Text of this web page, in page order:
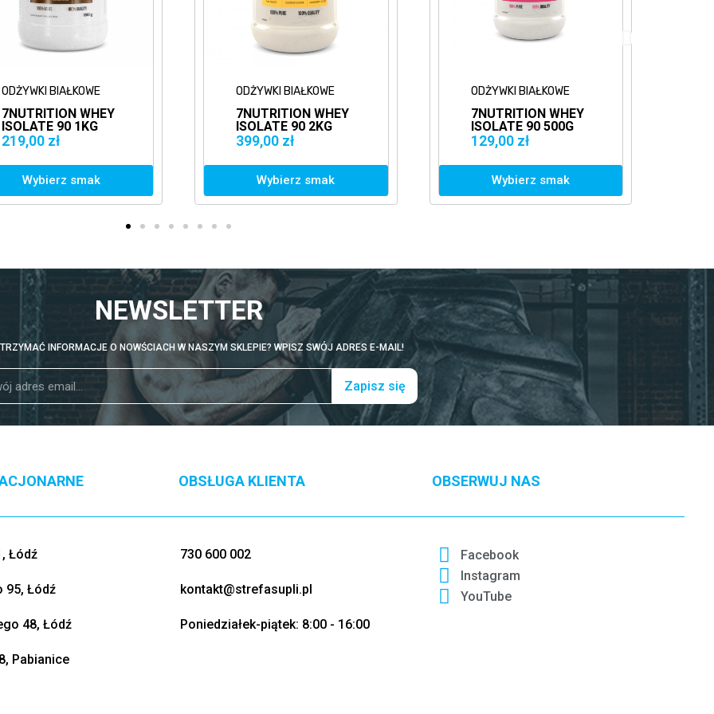
ODŻYWKI BIAŁKOWE
7NUTRITION WHEY
ISOLATE 90 1KG
IZOLAT BIAŁKO WPI
219,00 zł
Wybierz smak
ODŻYWKI BIAŁKOWE
7NUTRITION WHEY
ISOLATE 90 2KG
BIAŁKO IZOLAT WPI
399,00 zł
Wybierz smak
ODŻYWKI BIAŁKOWE
7NUTRITION WHEY
ISOLATE 90 500G
BIAŁKO IZOLAT WPI
129,00 zł
Wybierz smak
NEWSLETTER
INFORMACJE O NOWŚCIACH W NASZYM SKLEPIE? WPISZ SWÓJ ADRES E-MAIL!
Zapisz się
Łódź
95, Łódź
48, Łódź
Pabianice
OBSŁUGA KLIENTA
730 600 002
kontakt@strefasupli.pl
Poniedziałek-piątek: 8:00 - 16:00
OBSERWUJ NAS
Facebook
Instagram
YouTube